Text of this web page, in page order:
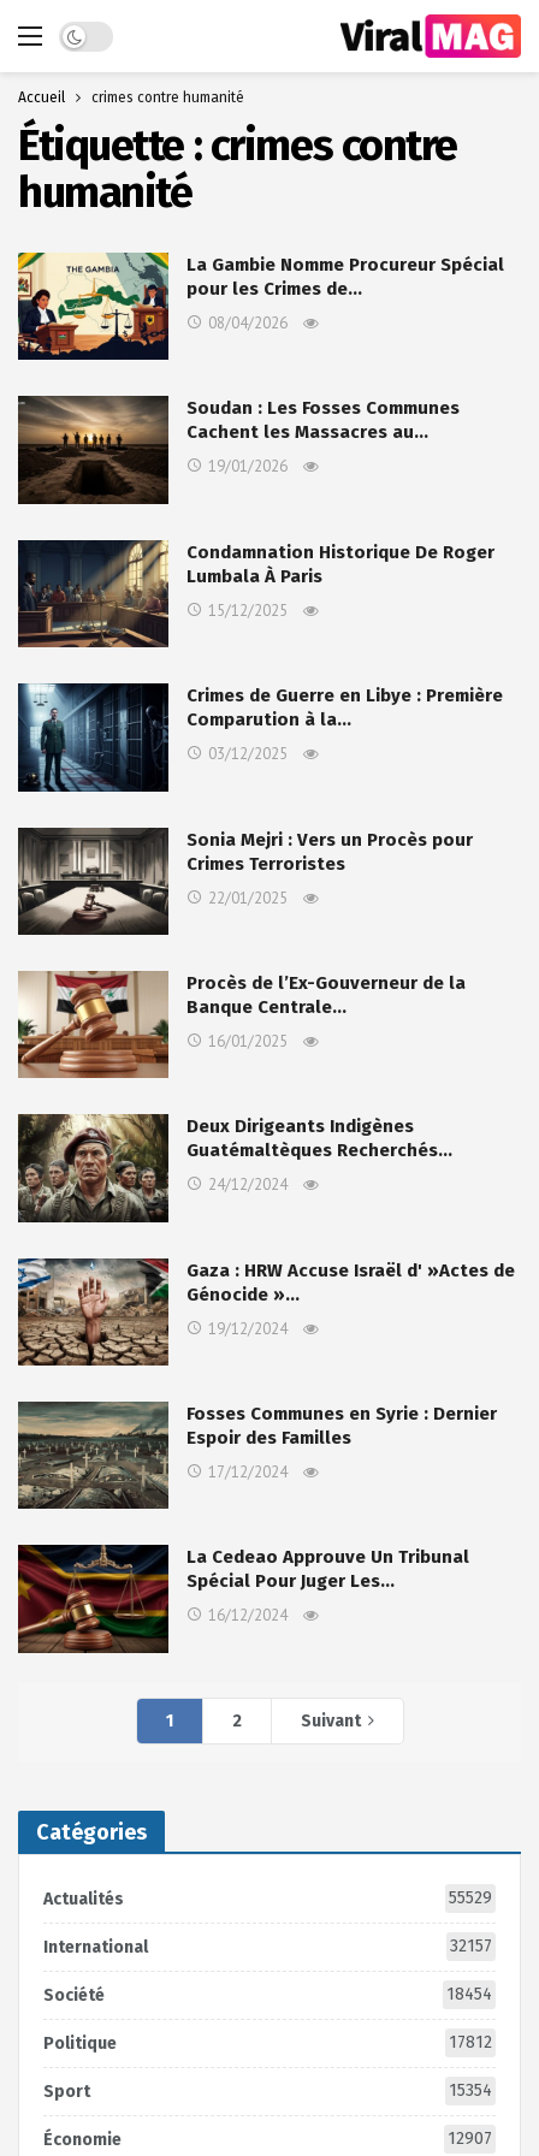
Dark mode
Accueil crimes contre humanité
Étiquette :crimes contre
humanité
La Gambie Nomme Procureur Spécial
pour les Crimes de…
08/04/2026
Soudan : Les Fosses Communes
Cachent les Massacres au…
19/01/2026
Condamnation Historique De Roger
Lumbala À Paris
15/12/2025
Crimes de Guerre en Libye : Première
Comparution à la…
03/12/2025
Sonia Mejri : Vers un Procès pour
Crimes Terroristes
22/01/2025
Procès de l’Ex-Gouverneur de la
Banque Centrale…
16/01/2025
Deux Dirigeants Indigènes
Guatémaltèques Recherchés…
24/12/2024
Gaza : HRW Accuse Israël d' »Actes de
Génocide »…
19/12/2024
Fosses Communes en Syrie : Dernier
Espoir des Familles
17/12/2024
La Cedeao Approuve Un Tribunal
Spécial Pour Juger Les…
16/12/2024
1 2 Suivant
Catégories
Actualités 55529
International 32157
Société 18454
Politique 17812
Sport 15354
Économie 12907